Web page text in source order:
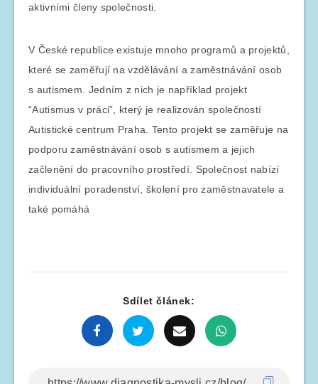
aktivními členy společnosti.
V České republice existuje mnoho programů a projektů,
které se zaměřují na vzdělávání a zaměstnávání osob
s autismem. Jedním z nich je například projekt
“Autismus v práci”, který je realizován společností
Autistické centrum Praha. Tento projekt se zaměřuje na
podporu zaměstnávání osob s autismem a jejich
začlenění do pracovního prostředí. Společnost nabízí
individuální poradenství, školení pro zaměstnavatele a
také pomáhá
Sdílet článek: